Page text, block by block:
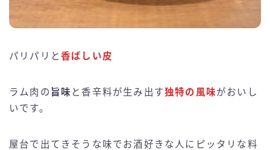
パリパリと 香ばしい皮
ラム肉の 旨味 と香辛料が生み出す独特の風味がおいし
いです。
屋台で出てきそうな味でお酒好きな人にピッタリな料